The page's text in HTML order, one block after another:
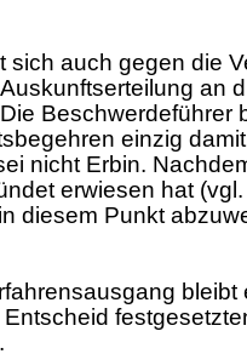
sich auch gegen die
an
Beschwerdeführer
einzig
nicht Erbin.
erwiesen hat
diesem Punkt
bleibt